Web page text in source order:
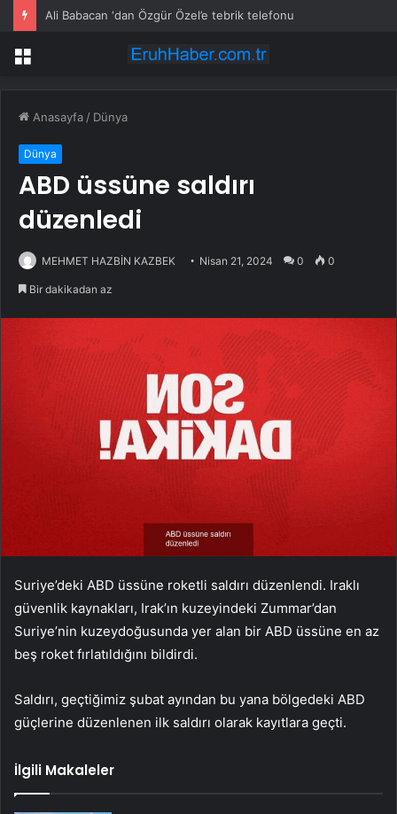
Ali Babacan ‘dan Özgür Özel’e tebrik telefonu
Menü
Anasayfa / Dünya
Dünya
ABD üssüne saldırı
düzenledi
MEHMET HAZBİN KAZBEK Nisan 21, 2024 0 0
Bir dakikadan az
Suriye’deki ABD üssüne roketli saldırı düzenlendi. Iraklı
güvenlik kaynakları, Irak’ın kuzeyindeki Zummar’dan
Suriye’nin kuzeydoğusunda yer alan bir ABD üssüne en az
beş roket fırlatıldığını bildirdi.
Saldırı, geçtiğimiz şubat ayından bu yana bölgedeki ABD
güçlerine düzenlenen ilk saldırı olarak kayıtlara geçti.
İlgili Makaleler